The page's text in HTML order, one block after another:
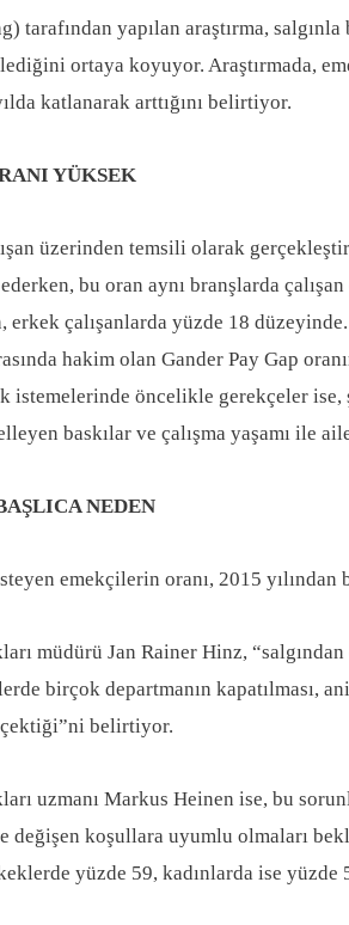
tarafından yapılan araştırma,
ortaya koyuyor. Araştırmada,
katlanarak arttığını belirtiyor.
YÜKSEK
üzerinden temsili olarak
ederken, bu oran aynı branşlarda
çalışanlarda yüzde 18
hakim olan Gander Pay Gap
istemelerinde öncelikle gerekçeler ise,
baskılar ve çalışma yaşamı ile
NEDEN
emekçilerin oranı, 2015
müdürü Jan Rainer Hinz,
birçok departmanın kapatılması,
belirtiyor.
uzmanı Markus Heinen ise, bu
değişen koşullara uyumlu olmaları
yüzde 59, kadınlarda ise